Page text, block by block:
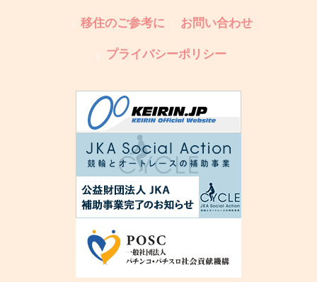
移住のご参考に
お問い合わせ
プライバシーポリシー